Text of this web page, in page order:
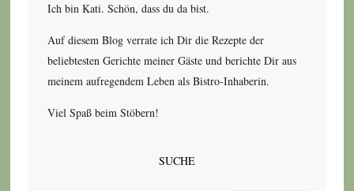
Ich bin Kati. Schön, dass du da bist.
Auf diesem Blog verrate ich Dir die Rezepte der
beliebtesten Gerichte meiner Gäste und berichte Dir aus
meinem aufregendem Leben als Bistro-Inhaberin.
Viel Spaß beim Stöbern!
SUCHE